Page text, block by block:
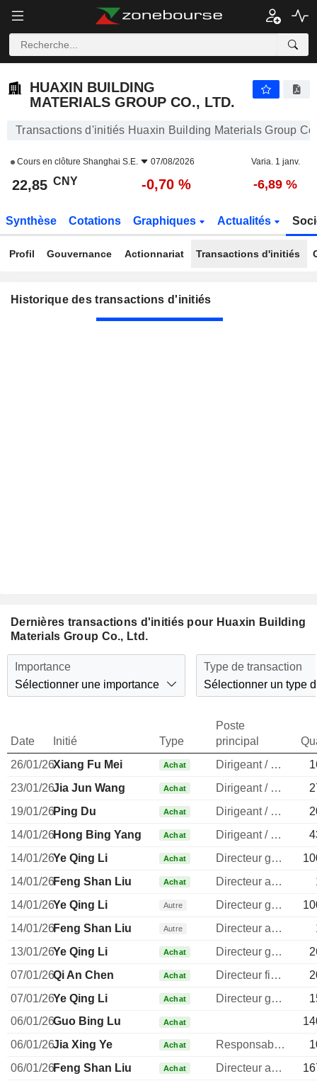
HUAXIN BUILDING MATERIALS GROUP CO., LTD.
HUAXIN BUILDING
MATERIALS GROUP CO., LTD.
Transactions d'initiés Huaxin Building Materials Group
Cours en clôture Shanghai S.E. 07/08/2026 Varia. 1 janv.
22,85 CNY -0,70 % -6,89 %
Synthèse Cotations Graphiques Actualités
Profil Gouvernance Actionnariat Transactions d'initiés
Historique des transactions d'initiés
Dernières transactions d'initiés pour Huaxin Building
Materials Group Co., Ltd.
Importance
Sélectionner une importance
Type de transaction
Sélectionner un type
Date Initié Type
Poste
principal
26/01/26Xiang Fu Mei Achat Dirigeant / cadre principal
23/01/26Jia Jun Wang Achat Dirigeant / cadre principal
19/01/26Ping Du Achat Dirigeant / cadre principal
14/01/26Hong Bing Yang Achat Dirigeant / cadre principal
14/01/26Ye Qing Li Achat Directeur general
14/01/26Feng Shan Liu Achat Directeur administratif
14/01/26Ye Qing Li Autre Directeur general
14/01/26Feng Shan Liu Autre Directeur administratif
13/01/26Ye Qing Li Achat Directeur general
07/01/26Qi An Chen Achat Directeur financier
07/01/26Ye Qing Li Achat Directeur general
06/01/26Guo Bing Lu Achat
06/01/26Jia Xing Ye Achat Responsable conformite
06/01/26Feng Shan Liu Achat Directeur administratif